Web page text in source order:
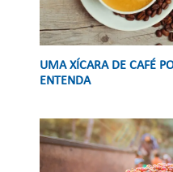
UMA XÍCARA DE CAFÉ
ENTENDA